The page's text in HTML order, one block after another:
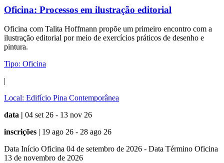
Oficina: Processos em ilustração editorial
Oficina com Talita Hoffmann propõe um primeiro encontro com a
ilustração editorial por meio de exercícios práticos de desenho e
pintura.
Tipo: Oficina
|
Local: Edifício Pina Contemporânea
data | 04 set 26 - 13 nov 26
inscrições | 19 ago 26 - 28 ago 26
Data Início Oficina 04 de setembro de 2026 - Data Término Oficina
13 de novembro de 2026